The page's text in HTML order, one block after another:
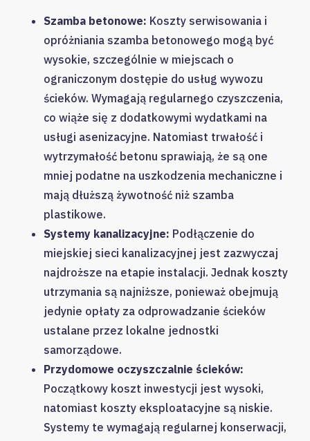
Szamba betonowe: Koszty serwisowania i
opróżniania szamba betonowego mogą być
wysokie, szczególnie w miejscach o
ograniczonym dostępie do usług wywozu
ścieków. Wymagają regularnego czyszczenia,
co wiąże się z dodatkowymi wydatkami na
usługi asenizacyjne. Natomiast trwałość i
wytrzymałość betonu sprawiają, że są one
mniej podatne na uszkodzenia mechaniczne i
mają dłuższą żywotność niż szamba
plastikowe.
Systemy kanalizacyjne: Podłączenie do
miejskiej sieci kanalizacyjnej jest zazwyczaj
najdroższe na etapie instalacji. Jednak koszty
utrzymania są najniższe, ponieważ obejmują
jedynie opłaty za odprowadzanie ścieków
ustalane przez lokalne jednostki
samorządowe.
Przydomowe oczyszczalnie ścieków:
Początkowy koszt inwestycji jest wysoki,
natomiast koszty eksploatacyjne są niskie.
Systemy te wymagają regularnej konserwacji,